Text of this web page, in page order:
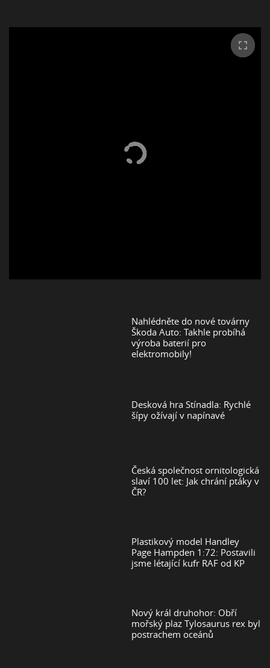
Nahlédněte do nové továrny
Škoda Auto: Takhle probíhá
výroba baterií pro
elektromobily!
Desková hra Stínadla: Rychlé
šípy ožívají v napínavé
Česká společnost ornitologická
slaví 100 let: Jak chrání ptáky v
ČR?
Plastikový model Handley
Page Hampden 1:72: Postavili
jsme létající kufr RAF od KP
Nový král druhohor: Obří
mořský plaz Tylosaurus rex byl
postrachem oceánů